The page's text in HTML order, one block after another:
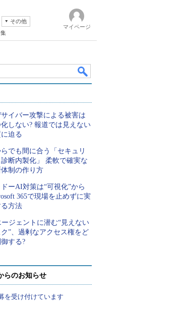
その他
マイページ
サイバー攻撃による被害は
しない? 報道では見えない
迫る
でも間に合う「セキュリ
診断内製化」 柔軟で確実な
制の作り方
ーAI対策は“可視化”から
365で現場を止めずに実
方法
ジェントに潜む“見えない
ク”、過剰なアクセス権をど
する?
らのお知らせ
を受け付けています